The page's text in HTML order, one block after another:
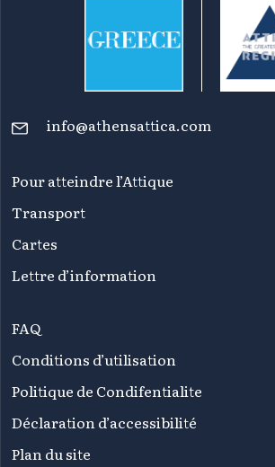
info@athensattica.com
Pour atteindre l’Attique
Transport
Cartes
Lettre d’information
FAQ
Conditions d’utilisation
Politique de Condifentialite
Déclaration d’accessibilité
Plan du site